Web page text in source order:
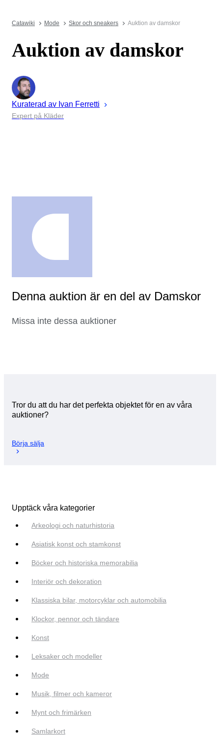
Catawiki Mode Skor och sneakers Auktion av damskor
Auktion av damskor
Kuraterad av Ivan Ferretti
Expert på Kläder
Denna auktion är en del av Damskor
Missa inte dessa auktioner
Tror du att du har det perfekta objektet för en av våra
auktioner?
Börja sälja
Upptäck våra kategorier
Arkeologi och naturhistoria
Asiatisk konst och stamkonst
Böcker och historiska memorabilia
Interiör och dekoration
Klassiska bilar, motorcyklar och automobilia
Klockor, pennor och tändare
Konst
Leksaker och modeller
Mode
Musik, filmer och kameror
Mynt och frimärken
Samlarkort